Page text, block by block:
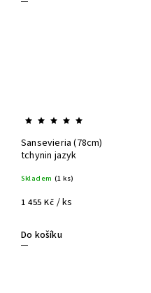
Sansevieria (78cm)
tchynin jazyk
Skladem (1 ks)
1 455 Kč / ks
Do košíku